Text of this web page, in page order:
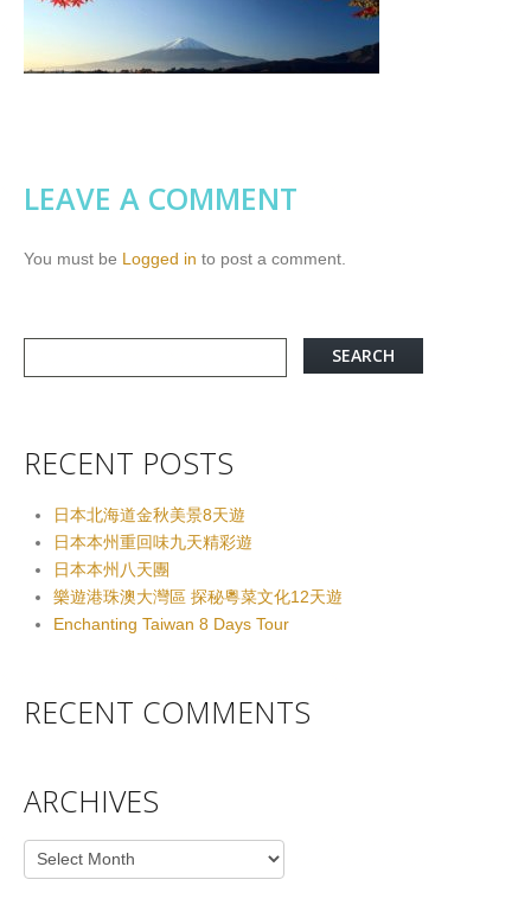
LEAVE A COMMENT
You must be Logged in to post a comment.
RECENT POSTS
日本北海道金秋美景8天遊
日本本州重回味九天精彩遊
日本本州八天團
樂遊港珠澳大灣區 探秘粵菜文化12天遊
Enchanting Taiwan 8 Days Tour
RECENT COMMENTS
ARCHIVES
Archives